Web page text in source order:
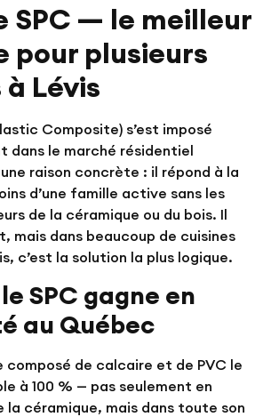
SPC — le meilleur
pour plusieurs
Lévis
Composite) s’est imposé
dans le marché résidentiel
raison concrète : il répond à la
d’une famille active sans les
de la céramique ou du bois. Il
mais dans beaucoup de cuisines
c’est la solution la plus logique.
SPC gagne en
au Québec
composé de calcaire et de PVC le
à 100 % — pas seulement en
la céramique, mais dans toute son